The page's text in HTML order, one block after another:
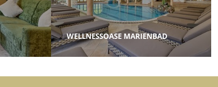
WELLNESSOASE MARIENBAD